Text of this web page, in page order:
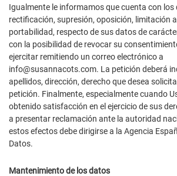
Igualmente le informamos que cuenta con los
rectificación, supresión, oposición, limitación
portabilidad, respecto de sus datos de
con la posibilidad de revocar su
ejercitar remitiendo un correo electrónico a
info@susannacots.com. La petición deberá
apellidos, dirección, derecho que desea
petición. Finalmente, especialmente cuando
obtenido satisfacción en el ejercicio de sus
a presentar reclamación ante la autoridad
estos efectos debe dirigirse a la Agencia
Datos.
Mantenimiento de los datos